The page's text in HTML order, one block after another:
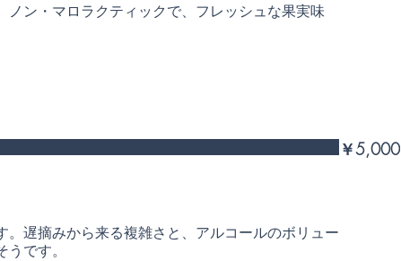
ノン・マロラクティックで、フレッシュな果実味
。遅摘みから来る複雑さと、アルコールのボリュー
です。
￥5,000